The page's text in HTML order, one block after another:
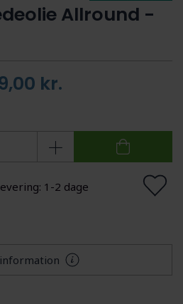
Allround -
kr.
1-2 dage